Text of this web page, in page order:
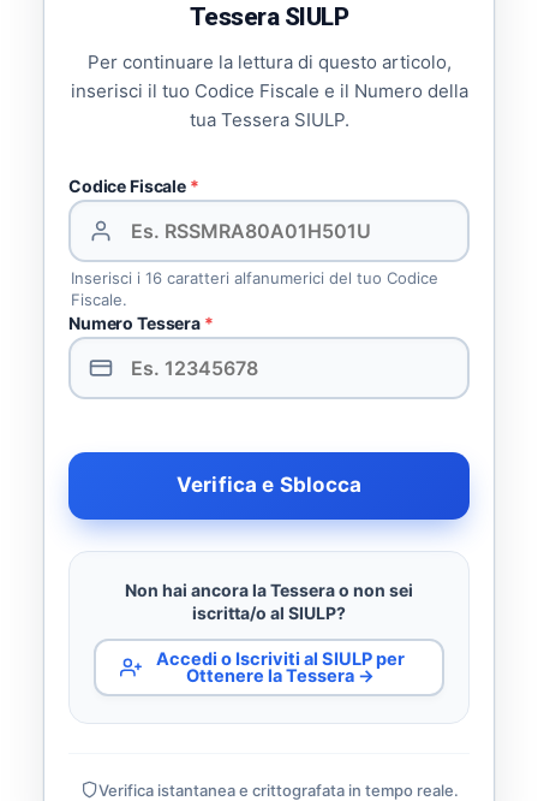
Tessera SIULP
Per continuare la lettura di questo articolo,
inserisci il tuo Codice Fiscale e il Numero della
tua Tessera SIULP.
Codice Fiscale *
Inserisci i 16 caratteri alfanumerici del tuo Codice
Fiscale.
Numero Tessera *
Verifica e Sblocca
Non hai ancora la Tessera o non sei
iscritta/o al SIULP?
Accedi o Iscriviti al SIULP per
Ottenere la Tessera →
Verifica istantanea e crittografata in tempo reale.